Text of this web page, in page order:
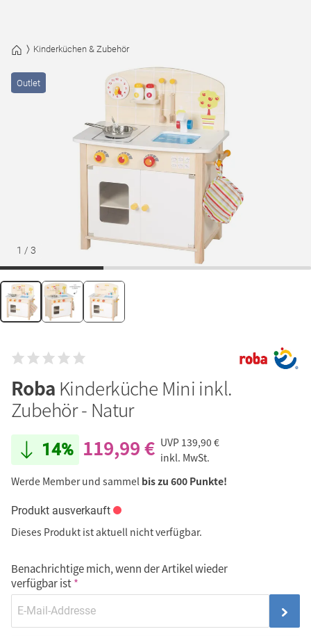
Kinderküchen & Zubehör
1 / 3
Outlet
Roba Kinderküche Mini inkl.
Zubehör - Natur
14% 119,99 € UVP 139,90 €
inkl. MwSt.
Werde Member und sammel bis zu 600 Punkte!
Produkt ausverkauft
Dieses Produkt ist aktuell nicht verfügbar.
Benachrichtige mich, wenn der Artikel wieder
verfügbar ist